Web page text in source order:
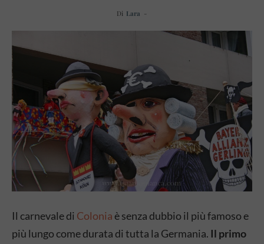
Di Lara -
Il carnevale di Colonia è senza dubbio il più famoso e
più lungo come durata di tutta la Germania. Il primo